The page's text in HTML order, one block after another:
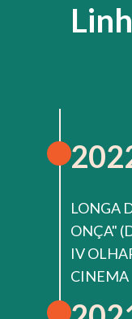
LONGA
ONÇA"
IV
CINEMA